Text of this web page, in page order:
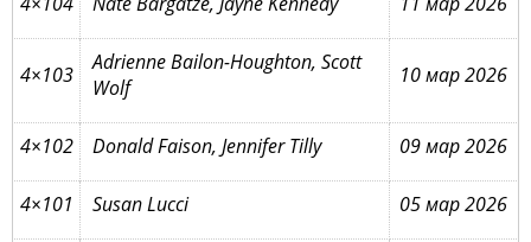
4×103
Adrienne Bailon-Houghton, Scott
Wolf
10 мар 2026
4×102 Donald Faison, Jennifer Tilly 09 мар 2026
4×101 Susan Lucci 05 мар 2026